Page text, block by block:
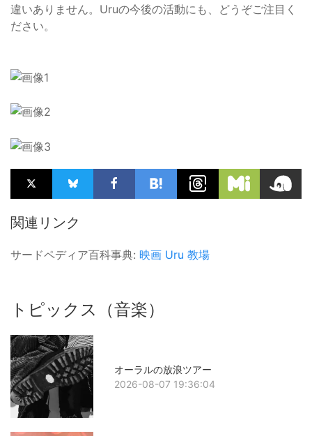
違いありません。Uruの今後の活動にも、どうぞご注目く
ださい。
関連リンク
サードペディア百科事典: 映画 Uru 教場
トピックス（音楽）
オーラルの放浪ツアー
2026-08-07 19:36:04